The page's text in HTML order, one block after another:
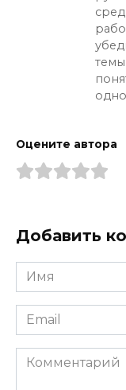
Оцените автора
Добавить
Имя
*
Email
*
Комментарий